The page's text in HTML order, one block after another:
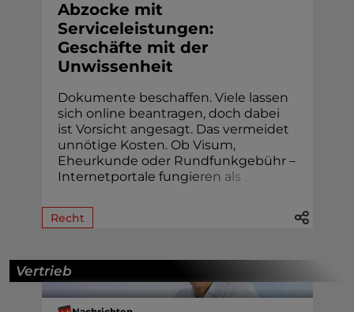
Abzocke mit
Serviceleistungen:
Geschäfte mit der
Unwissenheit
Dokumente beschaffen. Viele lassen
sich online beantragen, doch dabei
ist Vorsicht angesagt. Das vermeidet
unnötige Kosten. Ob Visum,
Eheur­kunde oder Rund­funk­gebühr –
Internetportale fungieren als
Recht
Vertrieb